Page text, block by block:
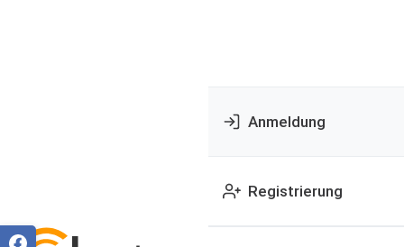
Anmeldung
Registrierung